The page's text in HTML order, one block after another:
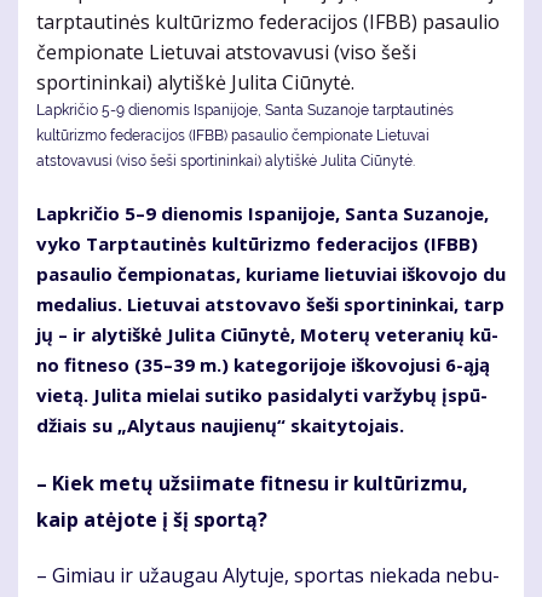
Lapkričio 5-9 dienomis Ispanijoje, Santa Suzanoje tarptautinės
kultūrizmo federacijos (IFBB) pasaulio čempionate Lietuvai
atstovavusi (viso šeši sportininkai) alytiškė Julita Ciūnytė.
Lap­kri­čio 5–9 die­no­mis Is­pa­ni­jo­je, San­ta Su­za­no­je,
vy­ko Tarp­tau­ti­nės kul­tū­riz­mo fe­de­ra­ci­jos (IFBB)
pa­sau­lio čem­pio­na­tas, ku­ria­me lie­tu­viai iš­ko­vo­jo du
me­da­lius. Lie­tu­vai at­sto­va­vo še­ši spor­ti­nin­kai, tarp
jų – ir aly­tiš­kė Ju­li­ta Ciū­ny­tė, Mo­te­rų ve­te­ra­nių kū­
no fit­ne­so (35–39 m.) ka­te­go­ri­jo­je iš­ko­vo­ju­si 6-ąją
vie­tą. Ju­li­ta mie­lai su­ti­ko pa­si­da­ly­ti var­žy­bų įspū­
džiais su „Aly­taus nau­jie­nų“ skai­ty­to­jais.
– Kiek me­tų už­si­i­ma­te fit­ne­su ir kul­tū­riz­mu,
kaip at­ėjo­te į šį spor­tą?
– Gi­miau ir už­au­gau Aly­tu­je, spor­tas nie­ka­da ne­bu­